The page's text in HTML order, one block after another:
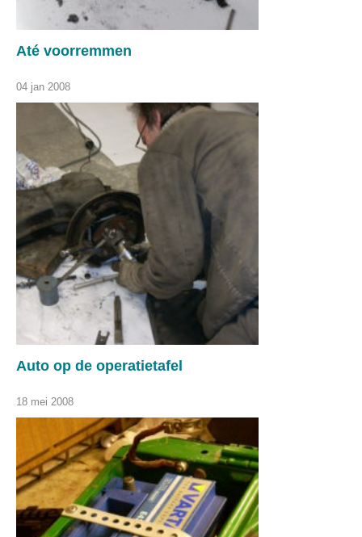
Até voorremmen
04 jan 2008
Auto op de operatietafel
18 mei 2008